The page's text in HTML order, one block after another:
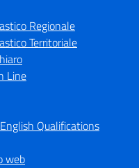
Regionale
Territoriale
Line
Qualifications
web